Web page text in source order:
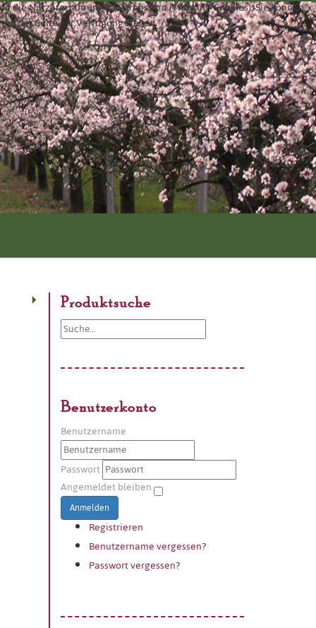
Produktsuche
Benutzerkonto
Benutzername
Passwort
Angemeldet bleiben
Anmelden
Registrieren
Benutzername vergessen?
Passwort vergessen?
die Nutzererfahrung zu verbessern (Tracking Cookies). Sie können
der Seite zur Verfügung stehen.